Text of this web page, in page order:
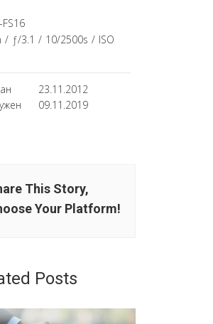
/ ƒ/3.1 / 10/2500s / ISO
23.11.2012
09.11.2019
This Story,
Your Platform!
Posts